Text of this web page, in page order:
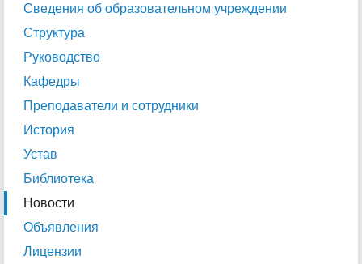
Сведения об образовательном учреждении
Структура
Руководство
Кафедры
Преподаватели и сотрудники
История
Устав
Библиотека
Новости
Объявления
Лицензии